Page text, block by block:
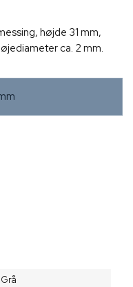
højde 31 mm,
ca. 2 mm.
Grå